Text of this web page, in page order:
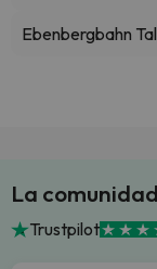
Ebenbergbahn
La
Trustpilot